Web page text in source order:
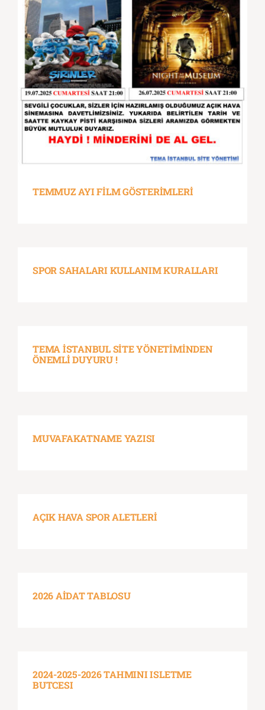
TEMMUZ AYI FİLM GÖSTERİMLERİ
SPOR SAHALARI KULLANIM KURALLARI
TEMA İSTANBUL SİTE YÖNETİMİNDEN
ÖNEMLİ DUYURU !
MUVAFAKATNAME YAZISI
AÇIK HAVA SPOR ALETLERİ
2026 AİDAT TABLOSU
2024-2025-2026 TAHMINI ISLETME
BUTCESI